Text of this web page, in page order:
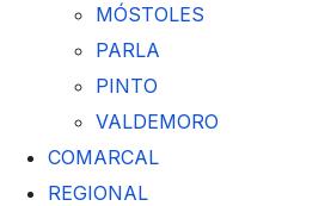
MÓSTOLES
PARLA
PINTO
VALDEMORO
COMARCAL
REGIONAL